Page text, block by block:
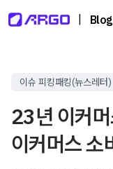
Blog
이슈 피킹패킹(뉴스레터)
23년 이커
이커머스 소